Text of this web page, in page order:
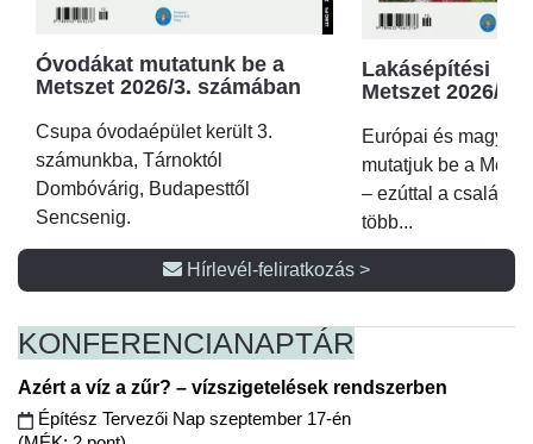
Óvodákat mutatunk be a
Metszet 2026/3. számában
Csupa óvodaépület került 3.
számunkba, Tárnoktól
Dombóvárig, Budapesttől
Sencsenig.
Lakásépítési
Metszet 2026/2.
Európai és magyar
mutatjuk be a
– ezúttal a családi
több...
Hírlevél-feliratkozás >
KONFERENCIANAPTÁR
Azért a víz a zűr? – vízszigetelések rendszerben
Építész Tervezői Nap szeptember 17-én